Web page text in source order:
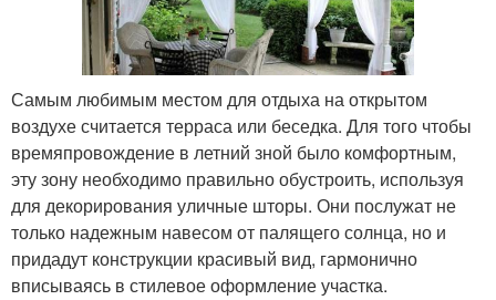
Самым любимым местом для отдыха на открытом
воздухе считается терраса или беседка. Для того чтобы
времяпровождение в летний зной было комфортным,
эту зону необходимо правильно обустроить, используя
для декорирования уличные шторы. Они послужат не
только надежным навесом от палящего солнца, но и
придадут конструкции красивый вид, гармонично
вписываясь в стилевое оформление участка.